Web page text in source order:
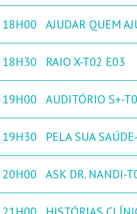
18H00 AJUDAR QUEM
18H30 RAIO X-T02 E03
19H00 AUDITÓRIO S+-
19H30 PELA SUA
20H00 ASK DR. NANDI-